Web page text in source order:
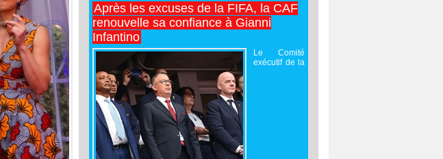
Après les excuses de la FIFA, la CAF
renouvelle sa confiance à Gianni
Infantino
Le Comité
exécutif de la